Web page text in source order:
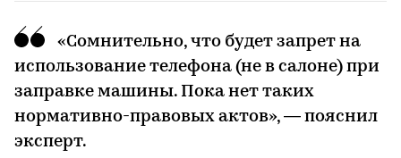
«Сомнительно, что будет запрет на
использование телефона (не в салоне) при
заправке машины. Пока нет таких
нормативно-правовых актов», — пояснил
эксперт.